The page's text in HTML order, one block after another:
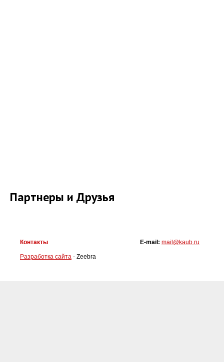
Партнеры и Друзья
Контакты
Разработка сайта - Zeebra
E-mail: mail@kaub.ru